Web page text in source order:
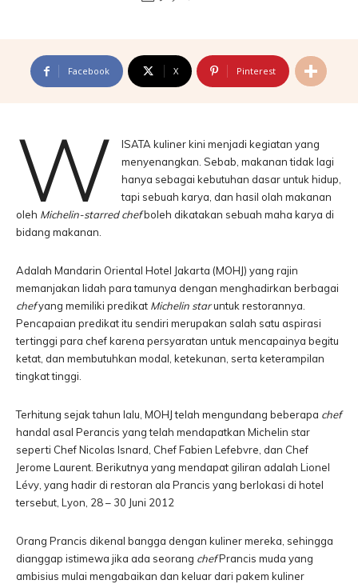
Facebook X Pinterest
W
ISATA kuliner kini menjadi kegiatan yang
menyenangkan. Sebab, makanan tidak lagi
hanya sebagai kebutuhan dasar untuk hidup,
tapi sebuah karya, dan hasil olah makanan
oleh Michelin-starred chefboleh dikatakan sebuah maha karya di
bidang makanan.
Adalah Mandarin Oriental Hotel Jakarta (MOHJ) yang rajin
memanjakan lidah para tamunya dengan menghadirkan berbagai
chefyang memiliki predikat Michelin staruntuk restorannya.
Pencapaian predikat itu sendiri merupakan salah satu aspirasi
tertinggi para chef karena persyaratan untuk mencapainya begitu
ketat, dan membutuhkan modal, ketekunan, serta keterampilan
tingkat tinggi.
Terhitung sejak tahun lalu, MOHJ telah mengundang beberapa chef
handal asal Perancis yang telah mendapatkan Michelin star
seperti Chef Nicolas Isnard, Chef Fabien Lefebvre, dan Chef
Jerome Laurent. Berikutnya yang mendapat giliran adalah Lionel
Lévy, yang hadir di restoran ala Prancis yang berlokasi di hotel
tersebut, Lyon, 28 – 30 Juni 2012
Orang Prancis dikenal bangga dengan kuliner mereka, sehingga
dianggap istimewa jika ada seorang chefPrancis muda yang
ambisius mulai mengabaikan dan keluar dari pakem kuliner